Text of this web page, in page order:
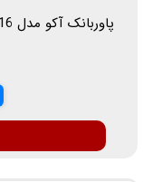
پاوربانک آکو مدل AP-16 با ظرفیت 16000 میلی آمپر ساعت